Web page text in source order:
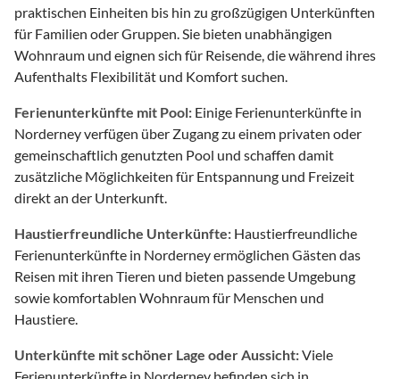
praktischen Einheiten bis hin zu großzügigen Unterkünften
für Familien oder Gruppen. Sie bieten unabhängigen
Wohnraum und eignen sich für Reisende, die während ihres
Aufenthalts Flexibilität und Komfort suchen.
Ferienunterkünfte mit Pool: Einige Ferienunterkünfte in
Norderney verfügen über Zugang zu einem privaten oder
gemeinschaftlich genutzten Pool und schaffen damit
zusätzliche Möglichkeiten für Entspannung und Freizeit
direkt an der Unterkunft.
Haustierfreundliche Unterkünfte: Haustierfreundliche
Ferienunterkünfte in Norderney ermöglichen Gästen das
Reisen mit ihren Tieren und bieten passende Umgebung
sowie komfortablen Wohnraum für Menschen und
Haustiere.
Unterkünfte mit schöner Lage oder Aussicht:Viele